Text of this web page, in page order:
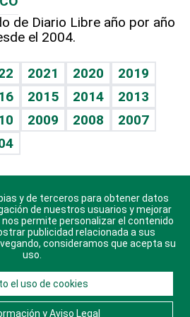
de Diario Libre año por año
el 2004.
2021 2020
2019
2015 2014
2013
2009 2008
2007
para Android, iOS y
Huawei.
todos los derechos reservados.
Legal. Ponte en Contacto
y de terceros para obtener datos
de nuestros usuarios y mejorar
permite personalizar el contenido
publicidad relacionada a sus
consideramos que acepta su
uso.
el uso de cookies
y Aviso Legal